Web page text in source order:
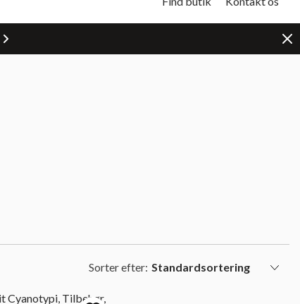
Sorter efter: